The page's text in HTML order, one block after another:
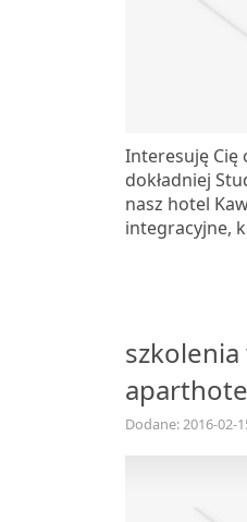
Interesuję Cię
dokładniej
nasz hotel
integracyjne,
Dodane: 2016-02-